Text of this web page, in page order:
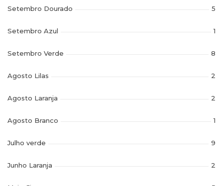
Setembro Dourado 5
Setembro Azul 1
Setembro Verde 8
Agosto Lilas 2
Agosto Laranja 2
Agosto Branco 1
Julho verde 9
Junho Laranja 2